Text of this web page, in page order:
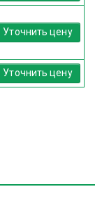
Уточнить цену
Уточнить цену